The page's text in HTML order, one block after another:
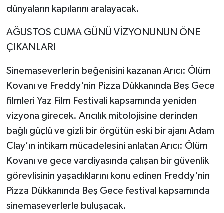
dünyaların kapılarını aralayacak.
AĞUSTOS CUMA GÜNÜ VİZYONUNUN ÖNE
ÇIKANLARI
Sinemaseverlerin beğenisini kazanan Arıcı: Ölüm
Kovanı ve Freddy'nin Pizza Dükkanında Beş Gece
filmleri Yaz Film Festivali kapsamında yeniden
vizyona girecek. Arıcılık mitolojisine derinden
bağlı güçlü ve gizli bir örgütün eski bir ajanı Adam
Clay’ın intikam mücadelesini anlatan Arıcı: Ölüm
Kovanı ve gece vardiyasında çalışan bir güvenlik
görevlisinin yaşadıklarını konu edinen Freddy'nin
Pizza Dükkanında Beş Gece festival kapsamında
sinemaseverlerle buluşacak.